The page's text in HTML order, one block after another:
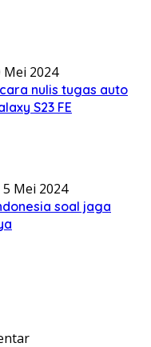
Mei 2024
nulis tugas auto
S23 FE
Mei 2024
soal jaga